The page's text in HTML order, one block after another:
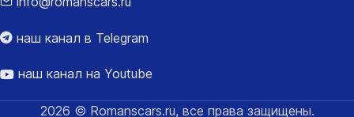
наш канал в Telegram
наш канал на Youtube
2026 © Romanscars.ru, все права защищены.